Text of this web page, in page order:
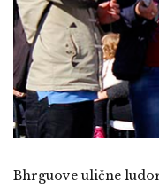
Bhrguove ulične